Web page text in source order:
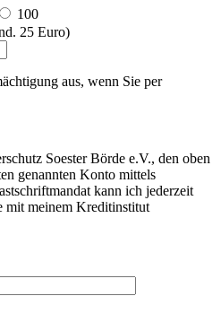
100
25 Euro)
aus, wenn Sie per
Soester Börde e.V., den oben
genannten Konto mittels
kann ich jederzeit
mit meinem Kreditinstitut